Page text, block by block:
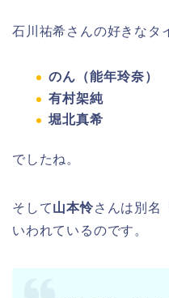
石川祐希さんの好きなタ
のん（能年玲奈）
有村架純
堀北真希
でしたね。
そして山本怜さんは別名「
いわれているのです。